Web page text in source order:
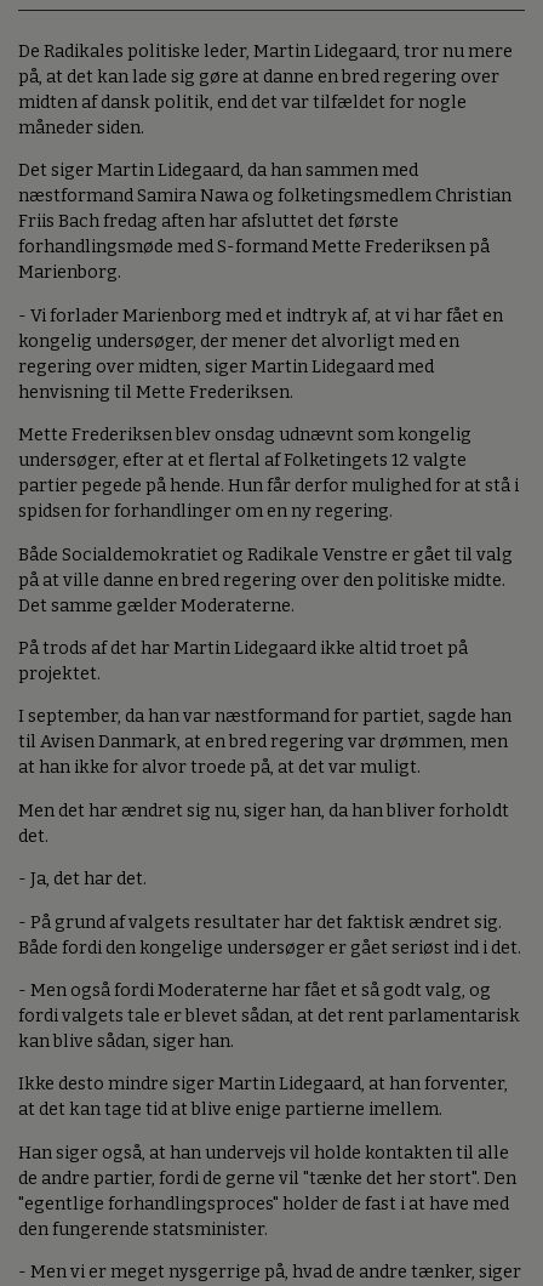
De Radikales politiske leder, Martin Lidegaard, tror nu mere
på, at det kan lade sig gøre at danne en bred regering over
midten af dansk politik, end det var tilfældet for nogle
måneder siden.
Det siger Martin Lidegaard, da han sammen med
næstformand Samira Nawa og folketingsmedlem Christian
Friis Bach fredag aften har afsluttet det første
forhandlingsmøde med S-formand Mette Frederiksen på
Marienborg.
- Vi forlader Marienborg med et indtryk af, at vi har fået en
kongelig undersøger, der mener det alvorligt med en
regering over midten, siger Martin Lidegaard med
henvisning til Mette Frederiksen.
Mette Frederiksen blev onsdag udnævnt som kongelig
undersøger, efter at et flertal af Folketingets 12 valgte
partier pegede på hende. Hun får derfor mulighed for at stå i
spidsen for forhandlinger om en ny regering.
Både Socialdemokratiet og Radikale Venstre er gået til valg
på at ville danne en bred regering over den politiske midte.
Det samme gælder Moderaterne.
På trods af det har Martin Lidegaard ikke altid troet på
projektet.
I september, da han var næstformand for partiet, sagde han
til Avisen Danmark, at en bred regering var drømmen, men
at han ikke for alvor troede på, at det var muligt.
Men det har ændret sig nu, siger han, da han bliver forholdt
det.
- Ja, det har det.
- På grund af valgets resultater har det faktisk ændret sig.
Både fordi den kongelige undersøger er gået seriøst ind i det.
- Men også fordi Moderaterne har fået et så godt valg, og
fordi valgets tale er blevet sådan, at det rent parlamentarisk
kan blive sådan, siger han.
Ikke desto mindre siger Martin Lidegaard, at han forventer,
at det kan tage tid at blive enige partierne imellem.
Han siger også, at han undervejs vil holde kontakten til alle
de andre partier, fordi de gerne vil "tænke det her stort". Den
"egentlige forhandlingsproces" holder de fast i at have med
den fungerende statsminister.
- Men vi er meget nysgerrige på, hvad de andre tænker, siger